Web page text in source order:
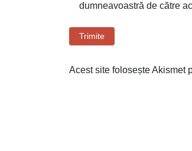
dumneavoastră de către
Trimite
Acest site folosește Akismet